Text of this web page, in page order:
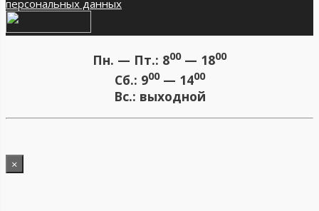
персональных данных
Пн. — Пт.: 800— 1800
Сб.: 900— 1400
Вс.: выходной
×